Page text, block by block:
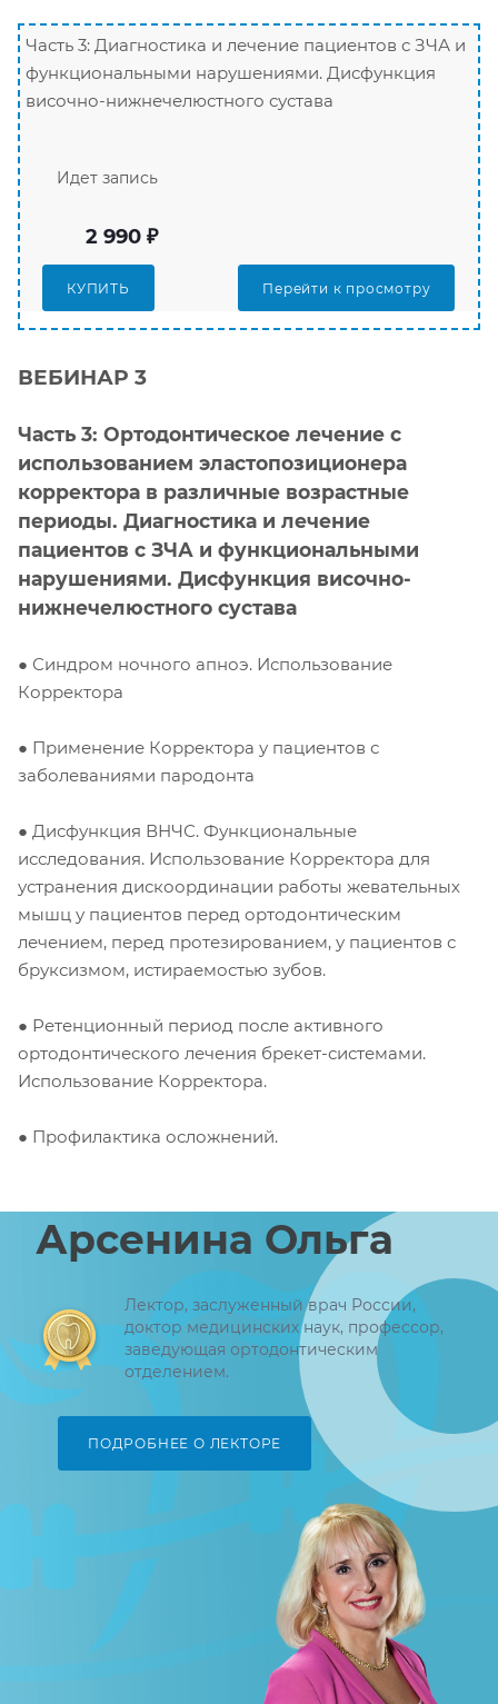
Часть 3: Диагностика и лечение пациентов с ЗЧА и
функциональными нарушениями. Дисфункция
височно-нижнечелюстного сустава
Идет запись
2 990 ₽
КУПИТЬ
ВЕБИНАР 3
Часть 3: Ортодонтическое лечение с
использованием эластопозиционера
корректора в различные возрастные
периоды. Диагностика и лечение
пациентов с ЗЧА и функциональными
нарушениями. Дисфункция височно-
нижнечелюстного сустава
● Синдром ночного апноэ. Использование
Корректора
● Применение Корректора у пациентов с
заболеваниями пародонта
● Дисфункция ВНЧС. Функциональные
исследования. Использование Корректора для
устранения дискоординации работы жевательных
мышц у пациентов перед ортодонтическим
лечением, перед протезированием, у пациентов с
бруксизмом, истираемостью зубов.
● Ретенционный период после активного
ортодонтического лечения брекет-системами.
Использование Корректора.
● Профилактика осложнений.
Арсенина Ольга
Лектор, заслуженный врач России,
доктор медицинских наук, профессор,
заведующая ортодонтическим
отделением.
ПОДРОБНЕЕ О ЛЕКТОРЕ